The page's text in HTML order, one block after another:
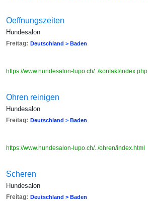
Oeffnungszeiten
Hundesalon
Freitag: Deutschland > Baden
https://www.hundesalon-lupo.ch/../kontakt/index.php
Ohren reinigen
Hundesalon
Freitag: Deutschland > Baden
https://www.hundesalon-lupo.ch/../ohren/index.html
Scheren
Hundesalon
Freitag: Deutschland > Baden